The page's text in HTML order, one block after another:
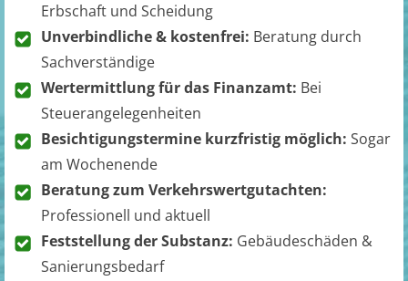
Erbschaft und Scheidung
Unverbindliche & kostenfrei: Beratung durch
Sachverständige
Wertermittlung für das Finanzamt: Bei
Steuerangelegenheiten
Besichtigungstermine kurzfristig möglich: Sogar
am Wochenende
Beratung zum Verkehrswertgutachten:
Professionell und aktuell
Feststellung der Substanz: Gebäudeschäden &
Sanierungsbedarf